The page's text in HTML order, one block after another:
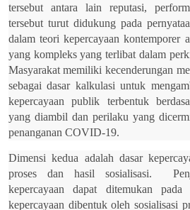
tersebut antara lain reputasi,
tersebut turut didukung pada
dalam teori kepercayaan kontemporer
yang kompleks yang terlibat dalam
Masyarakat memiliki kecenderungan
sebagai dasar kalkulasi untuk
kepercayaan publik terbentuk
yang diambil dan perilaku yang
penanganan COVID-19.
Dimensi kedua adalah dasar
proses dan hasil sosialisasi.
kepercayaan dapat ditemukan
kepercayaan dibentuk oleh sosialisasi